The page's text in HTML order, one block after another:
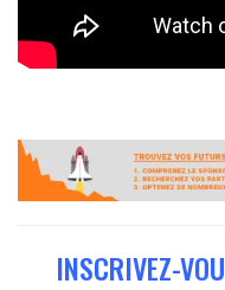
INSCRIVEZ-